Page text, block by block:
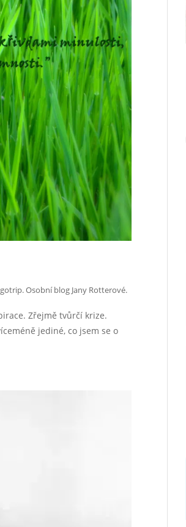
Osobní blog Jany Rotterové.
Zřejmě tvůrčí krize.
jediné, co jsem se o